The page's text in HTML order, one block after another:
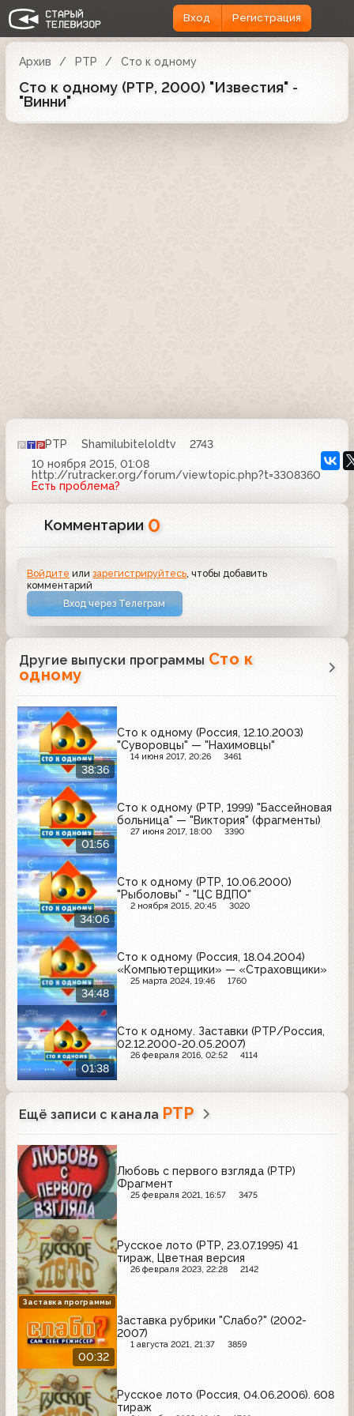
Вход Регистрация
Архив РТР Сто к одному
Сто к одному (РТР, 2000) "Известия" -
"Винни"
РТР Shamilubiteloldtv
2743
10 ноября 2015, 01:08
http://rutracker.org/forum/viewtopic.php?t=3308360
Есть проблема?
Комментарии 0
Войдите илизарегистрируйтесь , чтобы добавить
комментарий
Вход через Телеграм
Другие выпуски программы Сто к
одному
38:36
Сто к одному (Россия, 12.10.2003)
"Суворовцы" — "Нахимовцы"
14 июня 2017, 20:26 3461
01:56
Сто к одному (РТР, 1999) "Бассейновая
больница" — "Виктория" (фрагменты)
27 июня 2017, 18:00 3390
34:06
Сто к одному (РТР, 10.06.2000)
"Рыболовы" - "ЦС ВДПО"
2 ноября 2015, 20:45 3020
34:48
Сто к одному (Россия, 18.04.2004)
«Компьютерщики» — «Страховщики»
25 марта 2024, 19:46 1760
01:38
Сто к одному. Заставки (РТР/Россия,
02.12.2000-20.05.2007)
26 февраля 2016, 02:52 4114
Ещё записи с канала РТР
Любовь с первого взгляда (РТР)
Фрагмент
25 февраля 2021, 16:57 3475
Русское лото (РТР, 23.07.1995) 41
тираж, Цветная версия
26 февраля 2023, 22:28 2142
00:32
Заставка рубрики "Слабо?" (2002-
2007)
1 августа 2021, 21:37 3859
Заставка программы
Русское лото (Россия, 04.06.2006). 608
тираж